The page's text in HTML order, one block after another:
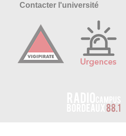
Contacter l'université